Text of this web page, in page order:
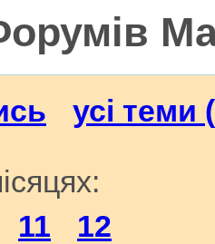
усі теми
11
12